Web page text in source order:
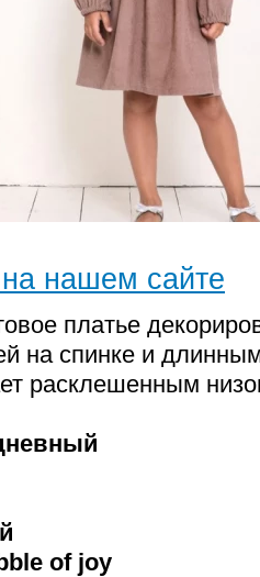
нашем сайте
платье
на спинке и
расклешенным
of joy